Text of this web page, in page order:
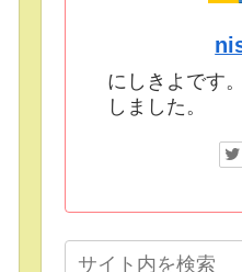
にしきよです
しました。